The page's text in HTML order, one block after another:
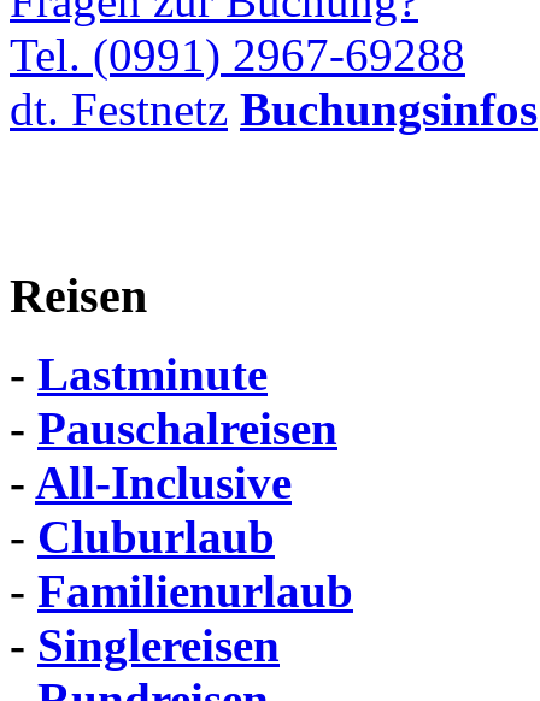
Tel. (0991) 2967-69288
dt. Festnetz Buchungsinfos
Reisen
- Lastminute
- Pauschalreisen
- All-Inclusive
- Cluburlaub
- Familienurlaub
- Singlereisen